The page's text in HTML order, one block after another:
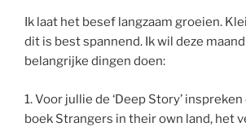
Ik laat het besef langzaam groeien.
dit is best spannend. Ik wil deze
belangrijke dingen doen:
1. Voor jullie de ‘Deep Story’
boek Strangers in their own land, het